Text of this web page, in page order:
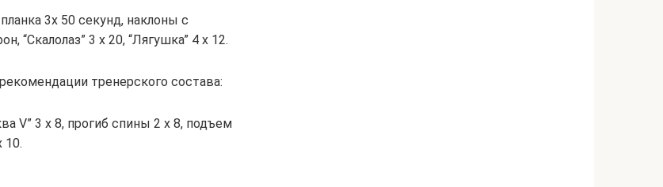
3х 50 секунд, наклоны с
“Скалолаз” 3 х 20, “Лягушка” 4 х 12.
тренерского состава:
V” 3 х 8, прогиб спины 2 х 8, подъем
10.